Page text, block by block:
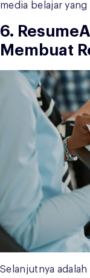
media belajar
6.
Membuat
Selanjutnya adalah